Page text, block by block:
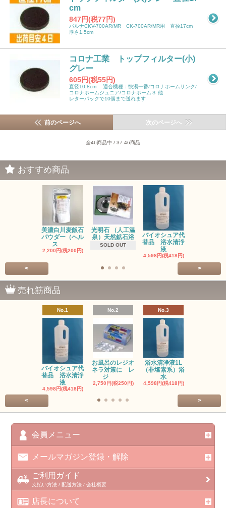
cm
847円(税77円)
バルナCKV-700AR/MR CK-700AR/MR用 直径17cm
厚さ1.5cm
コロナ工業 トップフィルター(小)
グレー
605円(税55円)
直径10.8cm 適合機種：快湯一番/コロナホームサンク/
コロナホームジュニア/コロナホーム３ 他
レターパックで10個まで送れます
前のページへ 次のページへ
全46商品中 / 37-46商品
おすすめ商品
美濃白川麦飯石
パウダー（ヘル
ス
2,200円(税200円)
光明石 （人工温
泉）天然鉱石浴
SOLD OUT
バイオシュア代
替品 浴水清浄
液
4,598円(税418円)
< >
売れ筋商品
No.1
バイオシュア代
替品 浴水清浄
液
4,598円(税418円)
No.2
お風呂のレジオ
ネラ対策に レ
ジ
2,750円(税250円)
No.3
浴水清浄液1L
（非塩素系）浴
水
4,598円(税418円)
< >
会員メニュー
メールマガジン登録・解除
ご利用ガイド
支払い方法 / 配送方法 / 会社概要
店長について